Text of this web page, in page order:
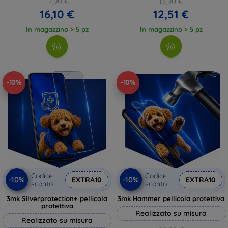
16,10 €
In magazzino > 5 pz
12,51 €
In magazzino > 5 pz
-10%
-10%
Codice
sconto
EXTRA10
3mk Silverprotection+ pellicola
protettiva
Realizzato su misura
-10%
-10%
Codice
sconto
EXTRA10
3mk Hammer pellicola protettiva
Realizzato su misura